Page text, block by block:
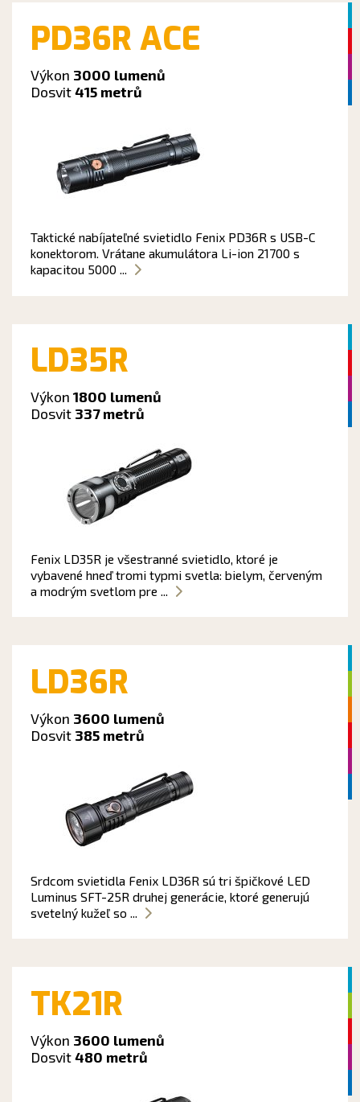
PD36R ACE
Výkon 3000 lumenů
Dosvit415 metrů
Taktické nabíjateľné svietidlo Fenix PD36R s USB-C
konektorom. Vrátane akumulátora Li-ion 21700 s
kapacitou 5000 ...
LD35R
Výkon 1800 lumenů
Dosvit 337 metrů
Fenix LD35R je všestranné svietidlo, ktoré je
vybavené hneď tromi typmi svetla: bielym, červeným
a modrým svetlom pre ...
LD36R
Výkon 3600 lumenů
Dosvit 385 metrů
Srdcom svietidla Fenix LD36R sú tri špičkové LED
Luminus SFT-25R druhej generácie, ktoré generujú
svetelný kužeľ so ...
TK21R
Výkon 3600 lumenů
Dosvit480 metrů